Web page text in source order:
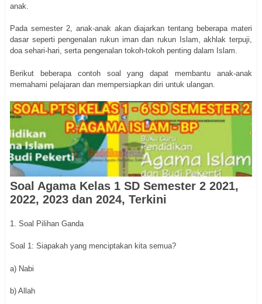
anak.
Pada semester 2, anak-anak akan diajarkan tentang beberapa materi
dasar seperti pengenalan rukun iman dan rukun Islam, akhlak terpuji,
doa sehari-hari, serta pengenalan tokoh-tokoh penting dalam Islam.
Berikut beberapa contoh soal yang dapat membantu anak-anak
memahami pelajaran dan mempersiapkan diri untuk ulangan.
Soal Agama Kelas 1 SD Semester 2 2021,
2022, 2023 dan 2024, Terkini
1. Soal Pilihan Ganda
Soal 1: Siapakah yang menciptakan kita semua?
a) Nabi
b) Allah